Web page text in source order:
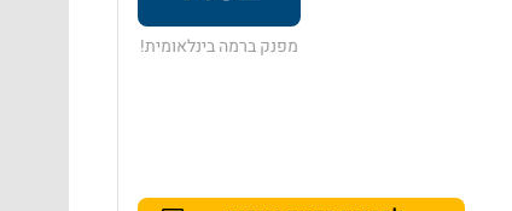
מפנק ברמה בינלאומית!